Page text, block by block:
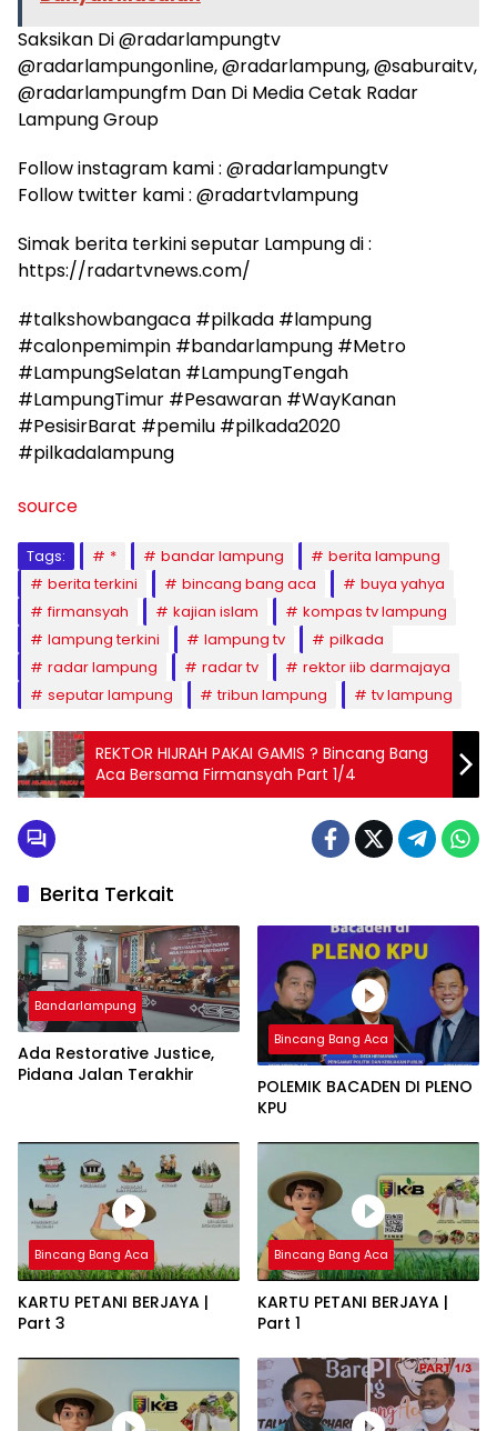
Saksikan Di @radarlampungtv
@radarlampungonline, @radarlampung, @saburaitv,
@radarlampungfm Dan Di Media Cetak Radar
Lampung Group
Follow instagram kami : @radarlampungtv
Follow twitter kami : @radartvlampung
Simak berita terkini seputar Lampung di :
https://radartvnews.com/
#talkshowbangaca #pilkada #lampung
#calonpemimpin #bandarlampung #Metro
#LampungSelatan #LampungTengah
#LampungTimur #Pesawaran #WayKanan
#PesisirBarat #pemilu #pilkada2020
#pilkadalampung
source
Tags: * bandar lampung
berita lampung
berita terkini
bincang bang aca
buya yahya
firmansyah
kajian islam
kompas tv lampung
lampung terkini
lampung tv
pilkada
radar lampung
radar tv
rektor iib darmajaya
seputar lampung
tribun lampung tv lampung
REKTOR HIJRAH PAKAI GAMIS ? Bincang Bang
Aca Bersama Firmansyah Part 1/4
Berita Terkait
Bandarlampung
Ada Restorative Justice,
Pidana Jalan Terakhir
Bincang Bang Aca
POLEMIK BACADEN DI PLENO
KPU
Bincang Bang Aca
KARTU PETANI BERJAYA |
Part 3
Bincang Bang Aca
KARTU PETANI BERJAYA |
Part 1